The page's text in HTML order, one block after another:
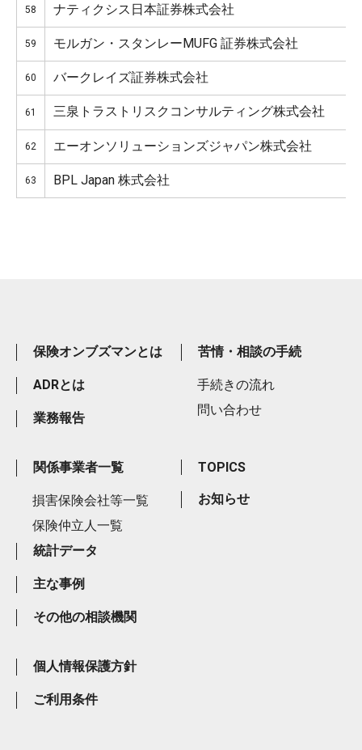
58 ナティクシス日本証券株式会社
59 モルガン・スタンレーMUFG 証券株式会社
60 バークレイズ証券株式会社
61 三泉トラストリスクコンサルティング株式会社
62 エーオンソリューションズジャパン株式会社
63 BPL Japan 株式会社
保険オンブズマンとは
ADRとは
業務報告
苦情・相談の手続
手続きの流れ
問い合わせ
関係事業者一覧
損害保険会社等一覧
保険仲立人一覧
統計データ
主な事例
その他の相談機関
TOPICS
お知らせ
個人情報保護方針
ご利用条件